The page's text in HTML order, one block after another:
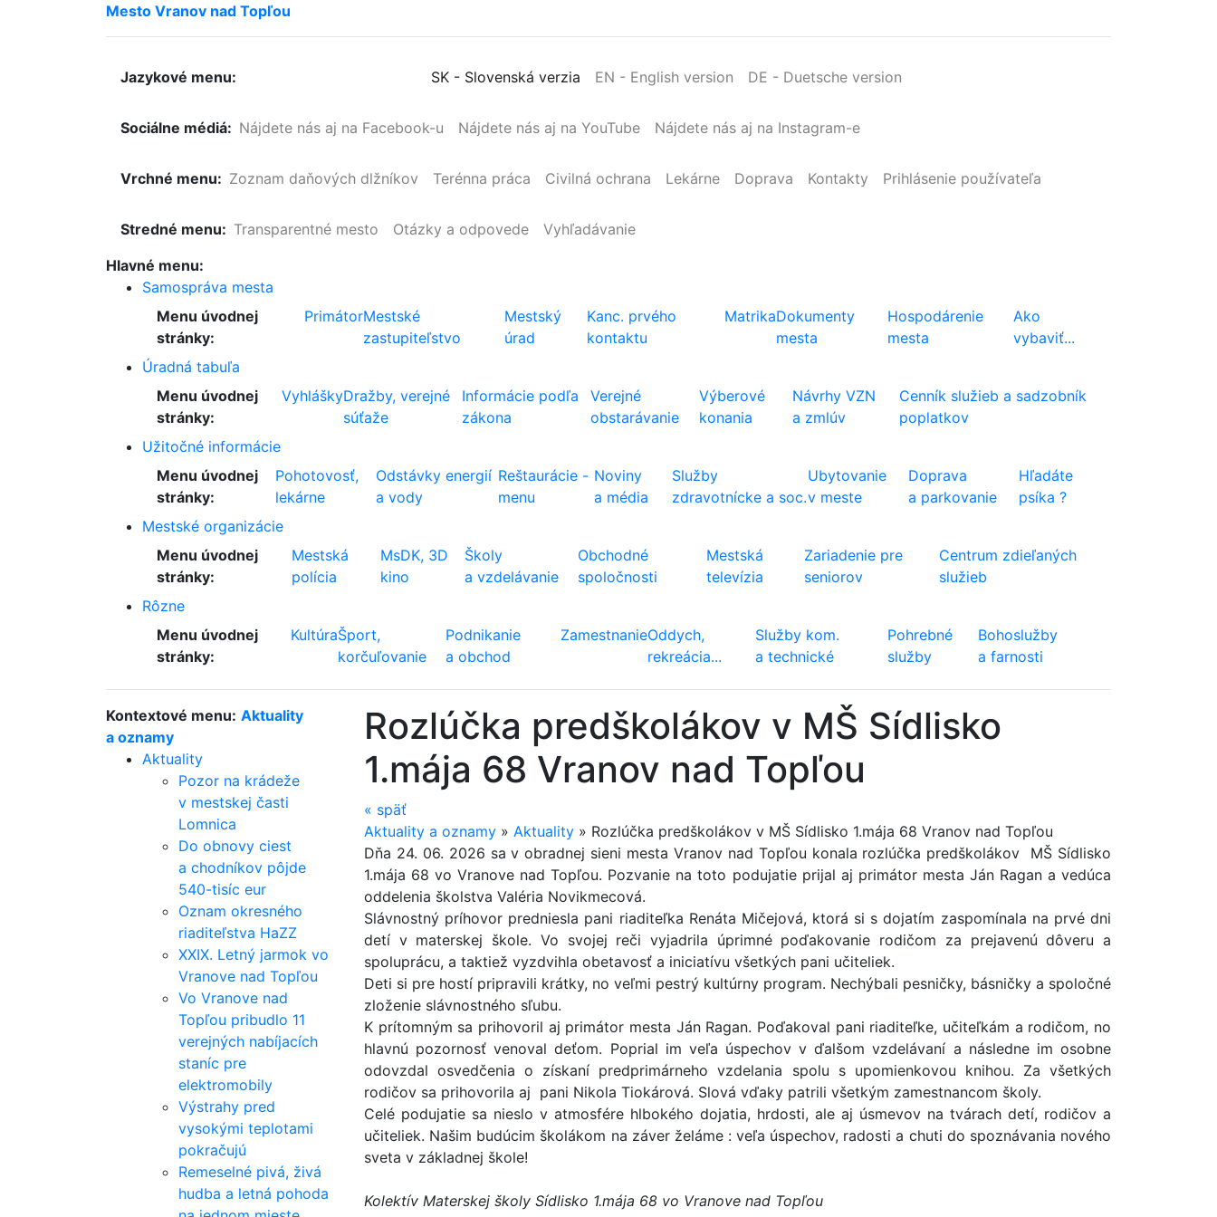
Mesto Vranov nad Topľou
Jazykové menu: SK - Slovenská verzia EN - English version DE - Duetsche version
Sociálne médiá: Nájdete nás aj na Facebook-u Nájdete nás aj na YouTube Nájdete nás aj na Instagram-e
Vrchné menu: Zoznam daňových dlžníkov Terénna práca Civilná ochrana Lekárne Doprava Kontakty Prihlásenie používateľa
Stredné menu: Transparentné mesto Otázky a odpovede
Vyhľadávanie
Hlavné menu:
Samospráva mesta
Menu úvodnej
stránky:
PrimátorMestské
zastupiteľstvo
Mestský
úrad
Kanc. prvého
kontaktu
MatrikaDokumenty
mesta
Hospodárenie
mesta
Ako
vybaviť...
Úradná tabuľa
Menu úvodnej
stránky:
VyhláškyDražby, verejné
súťaže
Informácie podľa
zákona
Verejné
obstarávanie
Výberové
konania
Návrhy VZN
a zmlúv
Cenník služieb a sadzobník
poplatkov
Užitočné informácie
Menu úvodnej
stránky:
Pohotovosť,
lekárne
Odstávky energií
a vody
Reštaurácie -
menu
Noviny
a média
Služby
zdravotnícke a soc.
Ubytovanie
v meste
Doprava
a parkovanie
Hľadáte
psíka ?
Mestské organizácie
Menu úvodnej
stránky:
Mestská
polícia
MsDK, 3D
kino
Školy
a vzdelávanie
Obchodné
spoločnosti
Mestská
televízia
Zariadenie pre
seniorov
Centrum zdieľaných
služieb
Rôzne
Menu úvodnej
stránky:
KultúraŠport,
korčuľovanie
Podnikanie
a obchod
ZamestnanieOddych,
rekreácia...
Služby kom.
a technické
Pohrebné
služby
Bohoslužby
a farnosti
Kontextové menu: Aktuality
a oznamy
Aktuality
Pozor na krádeže
v mestskej časti
Lomnica
Do obnovy ciest
a chodníkov pôjde
540-tisíc eur
Oznam okresného
riaditeľstva HaZZ
XXIX. Letný jarmok vo
Vranove nad Topľou
Vo Vranove nad
Topľou pribudlo 11
verejných nabíjacích
staníc pre
elektromobily
Výstrahy pred
vysokými teplotami
pokračujú
Remeselné pivá, živá
hudba a letná pohoda
Rozlúčka predškolákov v MŠ Sídlisko
1.mája 68 Vranov nad Topľou
« späť
Aktuality a oznamy » Aktuality » Rozlúčka predškolákov v MŠ Sídlisko 1.mája 68 Vranov nad Topľou
Dňa 24. 06. 2026 sa v obradnej sieni mesta Vranov nad Topľou konala rozlúčka predškolákov MŠ Sídlisko
1.mája 68 vo Vranove nad Topľou. Pozvanie na toto podujatie prijal aj primátor mesta Ján Ragan a vedúca
oddelenia školstva Valéria Novikmecová.
Slávnostný príhovor predniesla pani riaditeľka Renáta Mičejová, ktorá si s dojatím zaspomínala na prvé dni
detí v materskej škole. Vo svojej reči vyjadrila úprimné poďakovanie rodičom za prejavenú dôveru a
spoluprácu, a taktiež vyzdvihla obetavosť a iniciatívu všetkých pani učiteliek.
Deti si pre hostí pripravili krátky, no veľmi pestrý kultúrny program. Nechýbali pesničky, básničky a spoločné
zloženie slávnostného sľubu.
K prítomným sa prihovoril aj primátor mesta Ján Ragan. Poďakoval pani riaditeľke, učiteľkám a rodičom, no
hlavnú pozornosť venoval deťom. Poprial im veľa úspechov v ďalšom vzdelávaní a následne im osobne
odovzdal osvedčenia o získaní predprimárneho vzdelania spolu s upomienkovou knihou. Za všetkých
rodičov sa prihovorila aj pani Nikola Tiokárová. Slová vďaky patrili všetkým zamestnancom školy.
Celé podujatie sa nieslo v atmosfére hlbokého dojatia, hrdosti, ale aj úsmevov na tvárach detí, rodičov a
učiteliek. Našim budúcim školákom na záver želáme : veľa úspechov, radosti a chuti do spoznávania nového
sveta v základnej škole!
Kolektív Materskej školy Sídlisko 1.mája 68 vo Vranove nad Topľou